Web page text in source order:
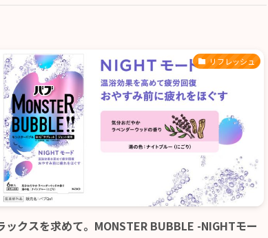
リフレッシュ
ックスを求めて。MONSTER BUBBLE -NIGHTモー